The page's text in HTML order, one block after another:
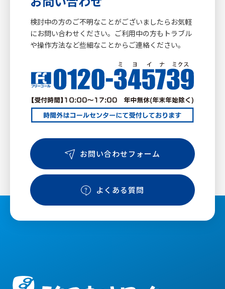
検討中の方のご不明なことがございましたらお気軽
にお問い合わせください。ご利用中の方もトラブル
や操作方法など些細なことからご連絡ください。
お問い合わせフォーム
よくある質問